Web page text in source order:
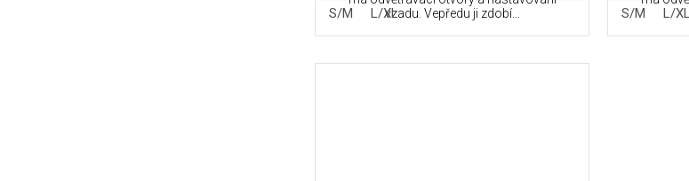
vzadu. Vepředu ji zdobí...
S/M L/XL S/M L/